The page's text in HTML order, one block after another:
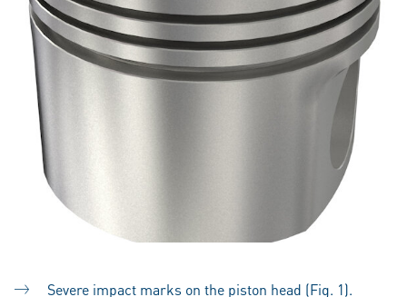
Severe impact marks on the piston head (Fig. 1).